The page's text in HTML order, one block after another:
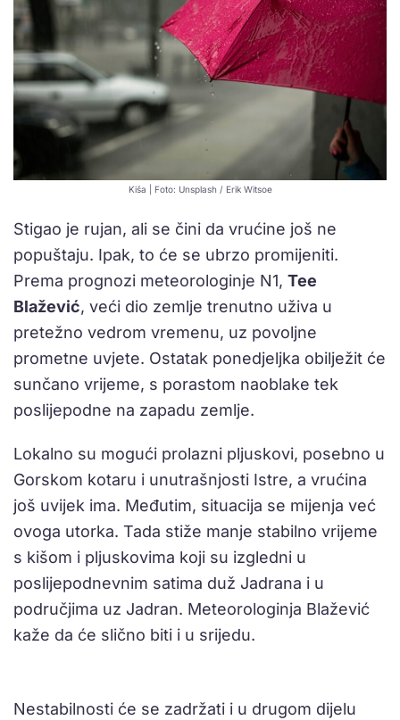
Kiša | Foto: Unsplash / Erik Witsoe
Stigao je rujan, ali se čini da vrućine još ne
popuštaju. Ipak, to će se ubrzo promijeniti.
Prema prognozi meteorologinje N1, Tee
Blažević, veći dio zemlje trenutno uživa u
pretežno vedrom vremenu, uz povoljne
prometne uvjete. Ostatak ponedjeljka obilježit će
sunčano vrijeme, s porastom naoblake tek
poslijepodne na zapadu zemlje.
Lokalno su mogući prolazni pljuskovi, posebno u
Gorskom kotaru i unutrašnjosti Istre, a vrućina
još uvijek ima. Međutim, situacija se mijenja već
ovoga utorka. Tada stiže manje stabilno vrijeme
s kišom i pljuskovima koji su izgledni u
poslijepodnevnim satima duž Jadrana i u
područjima uz Jadran. Meteorologinja Blažević
kaže da će slično biti i u srijedu.
Nestabilnosti će se zadržati i u drugom dijelu